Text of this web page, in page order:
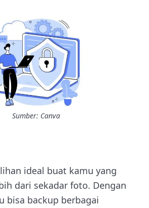
Sumber: Canva
ideal buat kamu yang
dari sekadar foto. Dengan
bisa backup berbagai